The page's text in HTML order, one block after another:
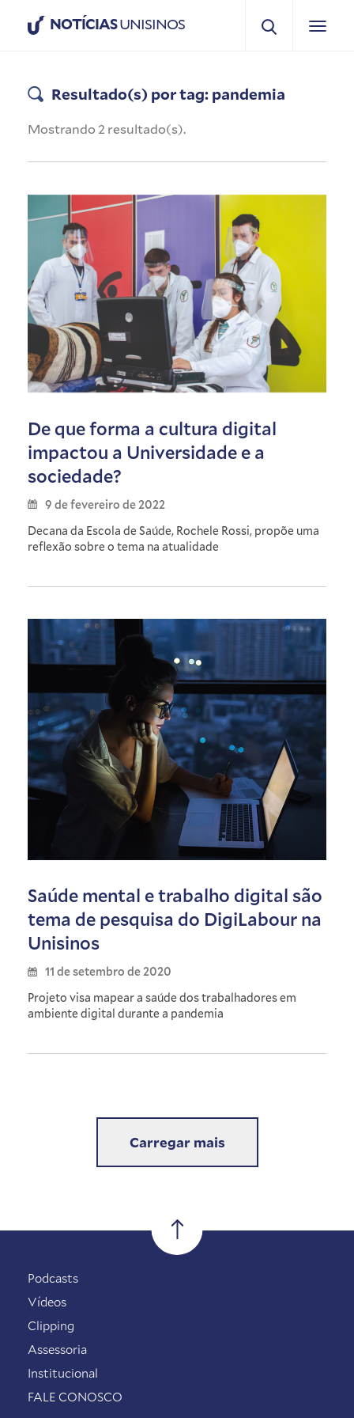
NOTÍCIASUNISINOS
Resultado(s) por tag: pandemia
Mostrando 2 resultado(s).
De que forma a cultura digital
impactou a Universidade e a
sociedade?
9 de fevereiro de 2022
Decana da Escola de Saúde, Rochele Rossi, propõe uma
reflexão sobre o tema na atualidade
Saúde mental e trabalho digital são
tema de pesquisa do DigiLabour na
Unisinos
11 de setembro de 2020
Projeto visa mapear a saúde dos trabalhadores em
ambiente digital durante a pandemia
Carregar mais
Podcasts
Vídeos
Clipping
Assessoria
Institucional
FALE CONOSCO